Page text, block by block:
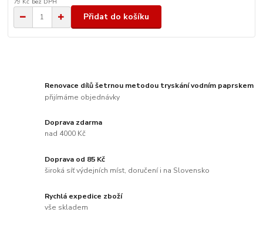
Přidat do košíku
Renovace dílů šetrnou metodou tryskání vodním paprskem
přijímáme objednávky
Doprava zdarma
nad 4000 Kč
Doprava od 85 Kč
široká síť výdejních míst, doručení i na Slovensko
Rychlá expedice zboží
vše skladem